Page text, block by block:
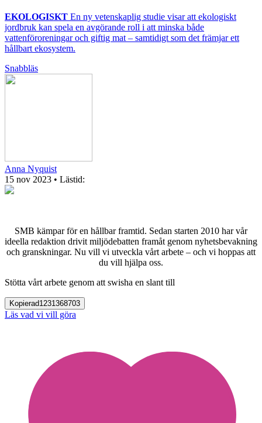
EKOLOGISKT En ny vetenskaplig studie visar att ekologiskt
jordbruk kan spela en avgörande roll i att minska både
vattenföroreningar och giftig mat – samtidigt som det främjar ett
hållbart ekosystem.
Snabbläs
Anna Nyquist
15 nov 2023 • Lästid:
SMB kämpar för en hållbar framtid. Sedan starten 2010 har vår
ideella redaktion drivit miljödebatten framåt genom nyhetsbevakning
och granskningar. Nu vill vi utveckla vårt arbete – och vi hoppas att
du vill hjälpa oss.
Stötta vårt arbete genom att swisha en slant till
Kopierad1231368703
Läs vad vi vill göra